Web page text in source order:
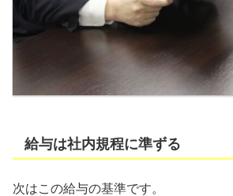
給与は社内規程に準ずる
次はこの給与の基準です。